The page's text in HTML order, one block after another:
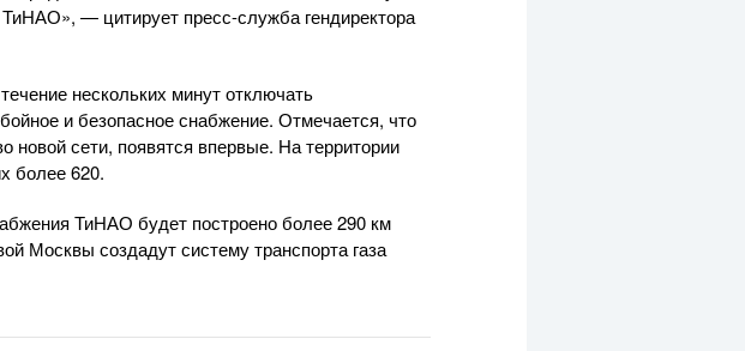
ТиНАО», — цитирует пресс-служба гендиректора
нескольких минут отключать
и безопасное снабжение. Отмечается, что
новой сети, появятся впервые. На территории
более 620.
ТиНАО будет построено более 290 км
Москвы создадут систему транспорта газа